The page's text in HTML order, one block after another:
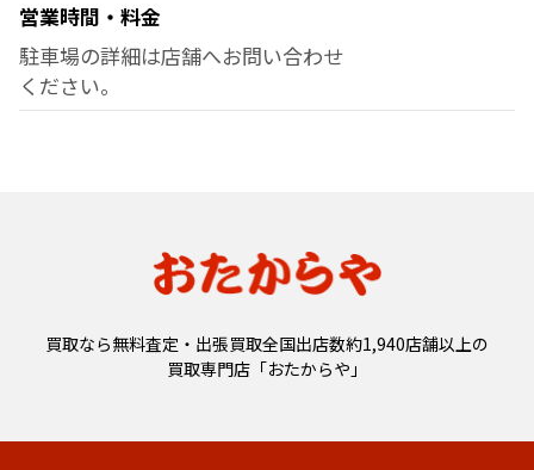
営業時間・料金
駐車場の詳細は店舗へお問い合わせ
ください。
買取なら無料査定・出張買取全国出店数約1,940店舗以上の
買取専門店「おたからや」